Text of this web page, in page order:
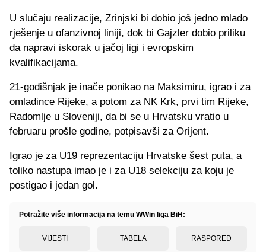
U slučaju realizacije, Zrinjski bi dobio još jedno mlado
rješenje u ofanzivnoj liniji, dok bi Gajzler dobio priliku
da napravi iskorak u jačoj ligi i evropskim
kvalifikacijama.
21-godišnjak je inače ponikao na Maksimiru, igrao i za
omladince Rijeke, a potom za NK Krk, prvi tim Rijeke,
Radomlje u Sloveniji, da bi se u Hrvatsku vratio u
februaru prošle godine, potpisavši za Orijent.
Igrao je za U19 reprezentaciju Hrvatske šest puta, a
toliko nastupa imao je i za U18 selekciju za koju je
postigao i jedan gol.
Potražite više informacija na temu WWin liga BiH:
VIJESTI TABELA RASPORED